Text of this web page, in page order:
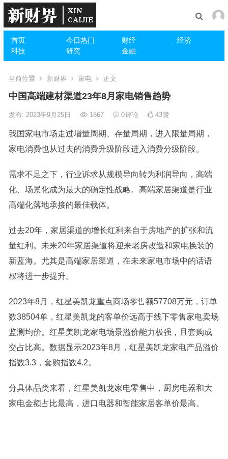
首页 今日热门 财经
经济
科技
研究 金融
当前位置 新财界 家电 正文
中国高端建材渠道23年8月家电销售趋势
发布: 2023年9月25日 1867 0评论 43赞
我国家电市场走过增量周期、存量周期，进入限量周期，
家电消费也从过去的消费升级阶段进入消费分级阶段。
需求不足之下，行业诉求从规模导向转为利润导向，高端
化、场景化成为最大的确定性战略。高端家居渠道是行业
高端化落地承接的最佳载体。
过去20年，家居渠道的增长红利来自于房地产的扩张和流
量红利。未来20年家居渠道将迎来老房改造和家电换装的
新蓝海。尤其是高端家居渠道，在未来家电市场中的话语
权将进一步提升。
2023年8月，红星美凯龙重点商场零售额57708万元，订单
数38504单，红星美凯龙的客单价远高于线下零售家电卖场
监测均价。红星美凯龙家电场景溢价能力极强，且套购成
交占比高。数据显示2023年8月，红星美凯龙家电产品溢价
指数3.3，套购指数4.2。
分具体品类来看，红星美凯龙家电零售中，厨房电器和大
家电金额占比最高，进口电器和智能家居客单价最高。